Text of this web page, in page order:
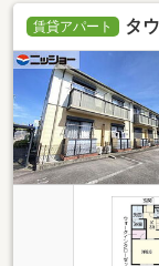
賃貸アパート タ